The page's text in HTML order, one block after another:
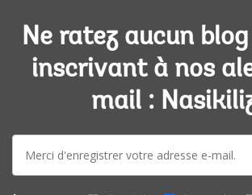
Ne ratez aucun
inscrivant à nos
mail :
mail: